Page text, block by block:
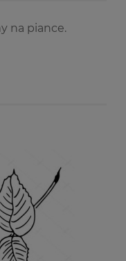
na piance.